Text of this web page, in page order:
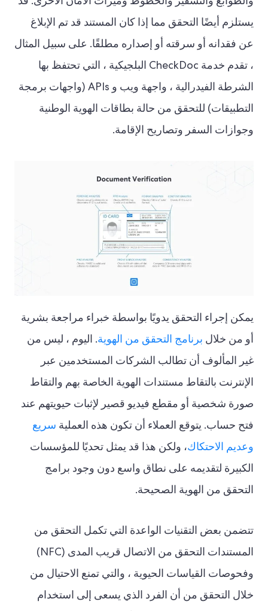
يستلزم أيضًا التحقق مما إذا كان المستند قد تم الإبلاغ
عن فقدانه أو سرقته أو إصداره مطلقًا. على سبيل المثال
، تقدم خدمة CheckDoc البلجيكية ، التي تحتفظ بها
الشرطة الفيدرالية ، واجهة ويب و APIs (واجهات برمجة
التطبيقات) للتحقق من حالة بطاقات الهوية الوطنية
وجوازات السفر وتصاريح الإقامة.
يمكن إجراء التحقق يدويًا بواسطة خبراء مراجعة بشرية
أو من خلال برنامج التحقق من الهوية. اليوم ، ليس من
غير المألوف أن تطالب الشركات المستخدمين عبر
الإنترنت بالتقاط مستندات الهوية الخاصة بهم والتقاط
صورة شخصية أو مقطع فيديو قصير لإثبات حيويتهم عند
فتح حساب. يتوقع العملاء أن تكون هذه العملية سريع
وعديم الاحتكاك، ولكن هذا قد يمثل تحديًا للمؤسسات
الكبيرة لتقديمه على نطاق واسع دون وجود برامج
التحقق من الهوية الصحيحة.
تتضمن بعض التقنيات الواعدة التي تكمل التحقق من
المستندات التحقق من الاتصال قريب المدى (NFC)
وفحوصات القياسات الحيوية ، والتي تمنع الاحتيال من
خلال التحقق من أن الفرد الذي يسعى إلى استخدام